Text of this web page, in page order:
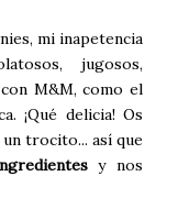
mi inapetencia
jugosos,
M&M, como el
¡Qué delicia! Os
trocito... así que
y nos